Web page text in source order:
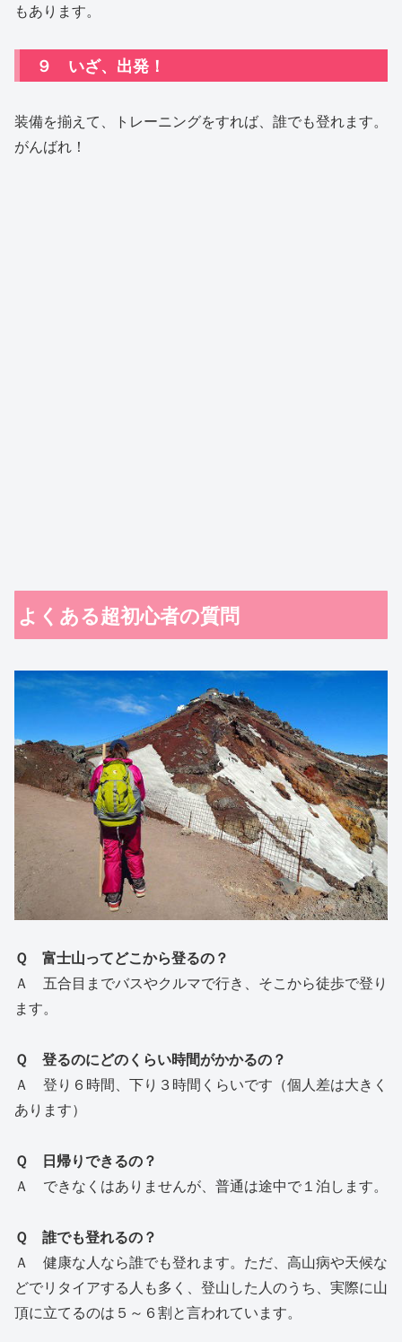
もあります。
９ いざ、出発！
装備を揃えて、トレーニングをすれば、誰でも登れます。
がんばれ！
よくある超初心者の質問
Ｑ 富士山ってどこから登るの？
Ａ 五合目までバスやクルマで行き、そこから徒歩で登り
ます。
Ｑ 登るのにどのくらい時間がかかるの？
Ａ 登り６時間、下り３時間くらいです（個人差は大きく
あります）
Ｑ 日帰りできるの？
Ａ できなくはありませんが、普通は途中で１泊します。
Ｑ 誰でも登れるの？
Ａ 健康な人なら誰でも登れます。ただ、高山病や天候な
どでリタイアする人も多く、登山した人のうち、実際に山
頂に立てるのは５～６割と言われています。